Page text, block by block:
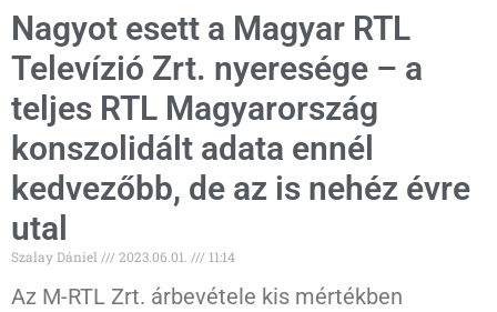
Nagyot esett a Magyar RTL
Televízió Zrt. nyeresége – a
teljes RTL Magyarország
konszolidált adata ennél
kedvezőbb, de az is nehéz évre
utal
Szalay Dániel 2023.06.01. 11:14
Az M-RTL Zrt. árbevétele kis mértékben